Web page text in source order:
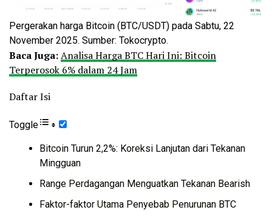
Pergerakan harga Bitcoin (BTC/USDT) pada Sabtu, 22
November 2025. Sumber: Tokocrypto.
Baca Juga:Analisa Harga BTC Hari Ini: Bitcoin
Terperosok 6% dalam 24 Jam
Daftar Isi
Toggle
Bitcoin Turun 2,2%: Koreksi Lanjutan dari Tekanan
Mingguan
Range Perdagangan Menguatkan Tekanan Bearish
Faktor-faktor Utama Penyebab Penurunan BTC